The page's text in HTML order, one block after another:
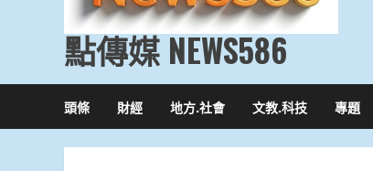
點傳媒 NEWS586
頭條 財經 地方.社會 文教.科技 專題